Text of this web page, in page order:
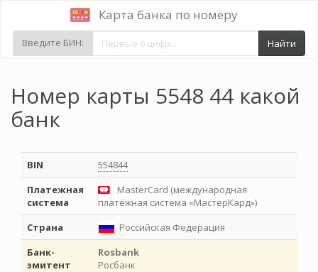
Карта банка по номеру
Введите БИН: Найти
Номер карты 5548 44 какой
банк
BIN
554844
Платежная
система
MasterCard (международная
платёжная система «МастерКард»)
Страна
Российская Федерация
Банк-
эмитент
Rosbank
Росбанк